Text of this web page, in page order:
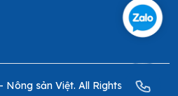
sản Việt. All Rights